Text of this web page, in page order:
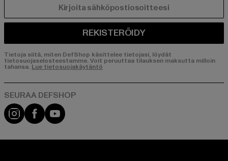
REKISTERÖIDY
Tietoja siitä, miten DefShop käsittelee tietojasi, löydät
tietosuojaselosteestamme. Voit peruuttaa tilauksen maksutta milloin
tahansa. Lue tietosuojakäytäntö
Visit our Instagram page:
Visit our Facebook page:
Visit our YouTube channel: